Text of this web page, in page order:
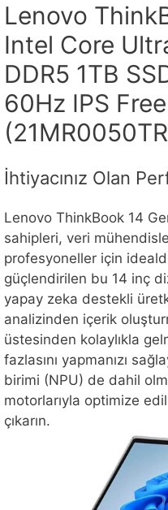
Lenovo
Intel Core
DDR5 1TB
60Hz IPS
İhtiyacınız Olan
Lenovo ThinkBook 14
sahipleri, veri
profesyoneller için
güçlendirilen bu 14 inç
yapay zeka destekli
analizinden içerik
üstesinden kolaylıkla
fazlasını yapmanızı
birimi (NPU) de dahil
motorlarıyla optimize
çıkarın.